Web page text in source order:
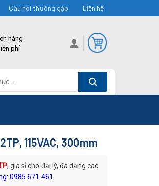
Câu hỏi thường gặp Liên hệ
hàng
phí
115VAC, 300mm
, giá sỉ cho đại lý, đa dạng các
0985.671.461